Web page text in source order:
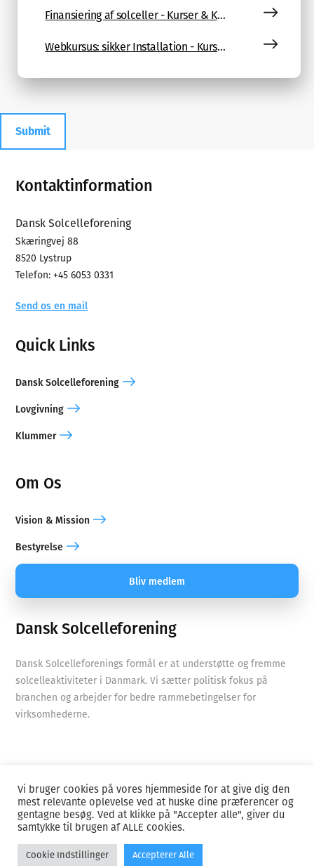
Finansiering af solceller - Kurser & Konferencer
Webkursus: sikker Installation - Kurser & Konferencer
Submit
Footer
Kontaktinformation
Dansk Solcelleforening
Skæringvej 88
8520 Lystrup
Telefon: +45 6053 0331
Send os en mail
Quick Links
Dansk Solcelleforening
Lovgivning
Klummer
Om Os
Vision & Mission
Bestyrelse
Bliv medlem
Dansk Solcelleforening
Dansk Solcelleforenings formål er at understøtte og fremme
solcelleaktiviteter i Danmark. Vi sætter politisk fokus på
branchen og arbejder for bedre rammebetingelser for
virksomhederne.
Cookies Privatlivspolitik – GDPR
Vi bruger cookies på vores hjemmeside for at give dig den
mest relevante oplevelse ved at huske dine præferencer og
gentagne besøg. Ved at klikke på "Accepter alle", giver du
samtykke til brugen af ​​ALLE cookies.
Cookie Indstillinger Accepterer Alle